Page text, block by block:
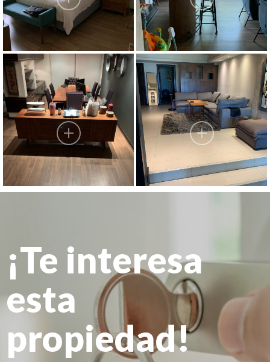
¡Te interesa
esta
propiedad!